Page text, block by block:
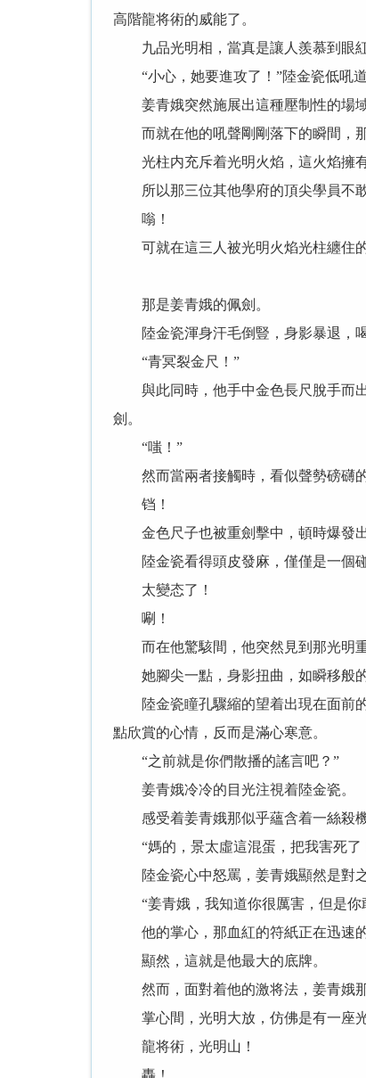
高階龍将術的威能了。
九品光明相，當真是讓人羨慕到眼紅
“小心，她要進攻了！”陸金瓷低吼道
姜青娥突然施展出這種壓制性的場域
而就在他的吼聲剛剛落下的瞬間，那
光柱内充斥着光明火焰，這火焰擁有
所以那三位其他學府的頂尖學員不敢
嗡！
可就在這三人被光明火焰光柱纏住的
那是姜青娥的佩劍。
陸金瓷渾身汗毛倒豎，身影暴退，喝
“青冥裂金尺！”
與此同時，他手中金色長尺脫手而出
劍。
“嗤！”
然而當兩者接觸時，看似聲勢磅礴的
铛！
金色尺子也被重劍擊中，頓時爆發出
陸金瓷看得頭皮發麻，僅僅是一個碰
太變态了！
唰！
而在他驚駭間，他突然見到那光明重
她腳尖一點，身影扭曲，如瞬移般的
陸金瓷瞳孔驟縮的望着出現在面前的
點欣賞的心情，反而是滿心寒意。
“之前就是你們散播的謠言吧？”
姜青娥冷冷的目光注視着陸金瓷。
感受着姜青娥那似乎蘊含着一絲殺機
“媽的，景太虛這混蛋，把我害死了
陸金瓷心中怒罵，姜青娥顯然是對之
“姜青娥，我知道你很厲害，但是你
他的掌心，那血紅的符紙正在迅速的
顯然，這就是他最大的底牌。
然而，面對着他的激将法，姜青娥那
掌心間，光明大放，仿佛是有一座光
龍将術，光明山！